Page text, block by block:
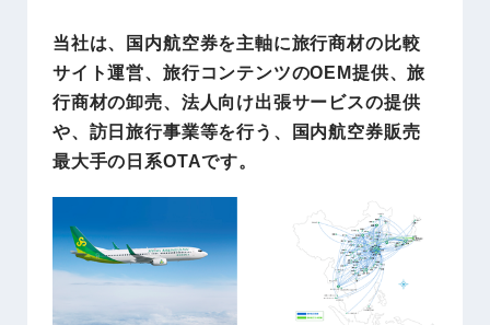
当社は、国内航空券を主軸に旅行商材の比較
サイト運営、旅行コンテンツのOEM提供、旅
行商材の卸売、法人向け出張サービスの提供
や、訪日旅行事業等を行う、国内航空券販売
最大手の日系OTAです。